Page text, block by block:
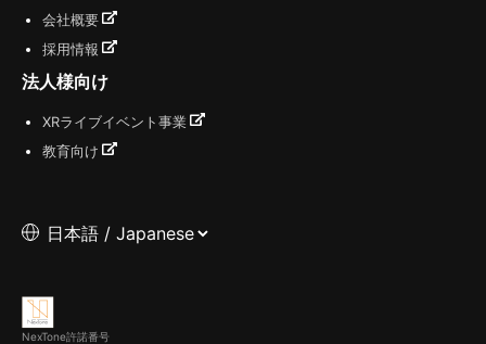
会社概要
採用情報
法人様向け
XRライブイベント事業
教育向け
NexTone許諾番号